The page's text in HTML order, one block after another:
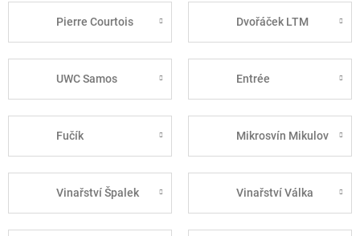
Pierre Courtois Dvořáček LTM
UWC Samos Entrée
Fučík Mikrosvín Mikulov
Vinařství Špalek Vinařství Válka